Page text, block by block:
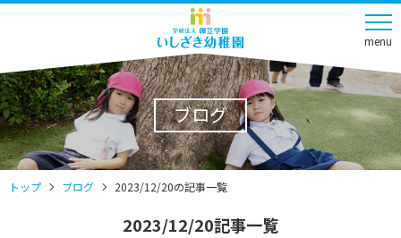
menu
ブログ
トップ ブログ 2023/12/20の記事一覧
2023/12/20記事一覧